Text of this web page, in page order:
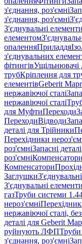
з'єднання, роз'ємні
з'єднання, роз'ємні
З'єднувальні елементи
елементом
опаленняПриладдя
з'єднувальних
фітингівУщільнювачі
трубКріплення для
елементівGeberit
нержавіючої сталі
нержавіючої сталі
для МуфтиПереходи
ПереходиВідводи
деталі для Трійники
Перехідники
роз'ємніЗапасні
роз'ємніКомпенсатори
Компенсатори
Заглушки
З'єднувальні елементи
газТруби системи
нероз'ємні
нержавіючої сталі,
деталі для Geberit
руйнують ЛФПТруби
з'єднання, роз'ємні